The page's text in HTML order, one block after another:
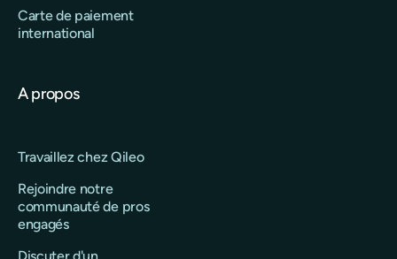
Carte de paiement
international
A propos
Travaillez chez Qileo
Rejoindre notre
communauté de pros
engagés